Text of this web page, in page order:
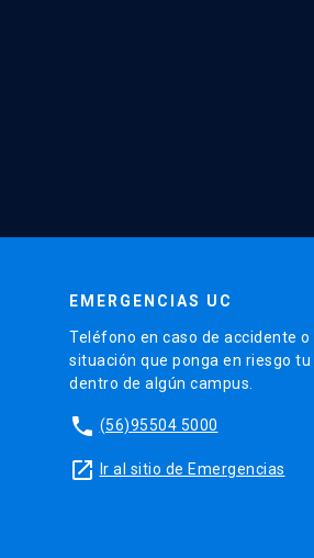
EMERGENCIAS UC
Teléfono en caso de accidente o
situación que ponga en riesgo tu
dentro de algún campus.
phone (56)95504 5000
launch Ir al sitio de Emergencias